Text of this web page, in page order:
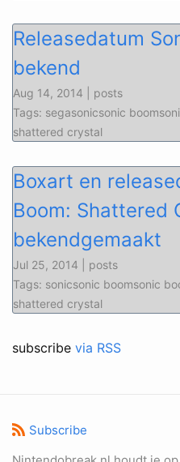
Releasedatum
bekend
Aug 14, 2014 | posts
Tags: segasonicsonic
shattered crystal
Boxart en
Boom: Shattered
bekendgemaakt
Jul 25, 2014 | posts
Tags: sonicsonic boomsonic
shattered crystal
subscribe via RSS
Subscribe